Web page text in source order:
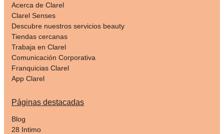
Acerca de Clarel
Clarel Senses
Descubre nuestros servicios beauty
Tiendas cercanas
Trabaja en Clarel
Comunicación Corporativa
Franquicias Clarel
App Clarel
Páginas destacadas
Blog
28 Intimo